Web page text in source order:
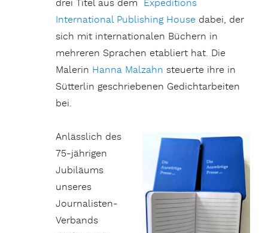
drei Titel aus dem Expeditions
International Publishing House dabei, der
sich mit internationalen Büchern in
mehreren Sprachen etabliert hat. Die
Malerin Hanna Malzahn steuerte ihre in
Sütterlin geschriebenen Gedichtarbeiten
bei.
Anlässlich des
75-jährigen
Jubiläums
unseres
Journalisten-
Verbands